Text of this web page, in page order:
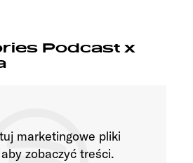
Podcast x
marketingowe pliki
zobaczyć treści.